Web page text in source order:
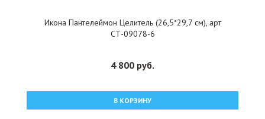
Икона Пантелеймон Целитель (26,5*29,7 см), арт
СТ-09078-6
4 800 руб.
В КОРЗИНУ